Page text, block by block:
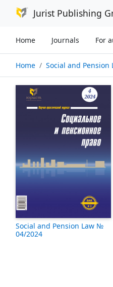
Jurist Publishing
Home Journals For
Home Social and
Social and Pension Law №
04/2024